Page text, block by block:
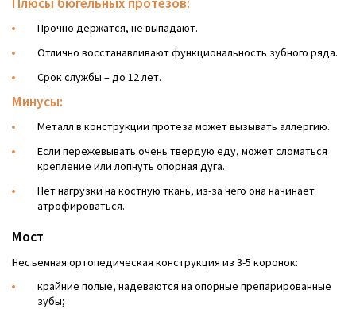
Прочно держатся, не выпадают.
Отлично восстанавливают функциональность зубного ряда.
Срок службы – до 12 лет.
Минусы:
Металл в конструкции протеза может вызывать аллергию.
Если пережевывать очень твердую еду, может сломаться
крепление или лопнуть опорная дуга.
Нет нагрузки на костную ткань, из-за чего она начинает
атрофироваться.
Мост
Несъемная ортопедическая конструкция из 3-5 коронок:
крайние полые, надеваются на опорные препарированные
зубы;